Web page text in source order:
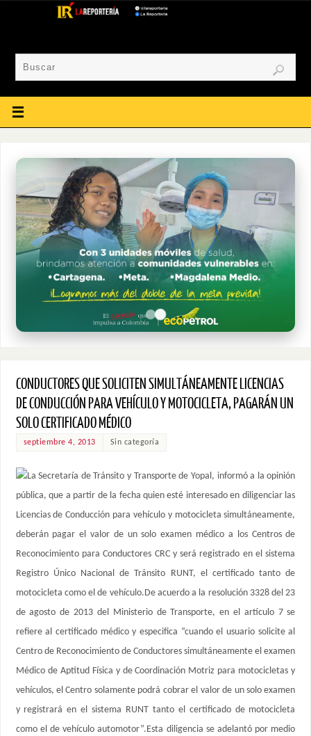
CONDUCTORES QUE SOLICITEN SIMULTÁNEAMENTE LICENCIAS
DE CONDUCCIÓN PARA VEHÍCULO Y MOTOCICLETA, PAGARÁN UN
SOLO CERTIFICADO MÉDICO
septiembre 4, 2013 Sin categoría
La Secretaría de Tránsito y Transporte de Yopal, informó a la opinión
pública, que a partir de la fecha quien esté interesado en diligenciar las
Licencias de Conducción para vehículo y motocicleta simultáneamente,
deberán pagar el valor de un solo examen médico a los Centros de
Reconocimiento para Conductores CRC y será registrado en el sistema
Registro Único Nacional de Tránsito RUNT, el certificado tanto de
motocicleta como el de vehículo.De acuerdo a la resolución 3328 del 23
de agosto de 2013 del Ministerio de Transporte, en el artículo 7 se
refiere al certificado médico y especifica “cuando el usuario solicite al
Centro de Reconocimiento de Conductores simultáneamente el examen
Médico de Aptitud Física y de Coordinación Motriz para motocicletas y
vehículos, el Centro solamente podrá cobrar el valor de un solo examen
y registrará en el sistema RUNT tanto el certificado de motocicleta
como el de vehículo automotor”.Esta diligencia se adelantó por medio